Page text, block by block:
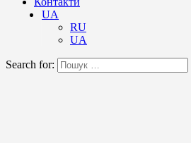
UA
RU
UA
Search for: